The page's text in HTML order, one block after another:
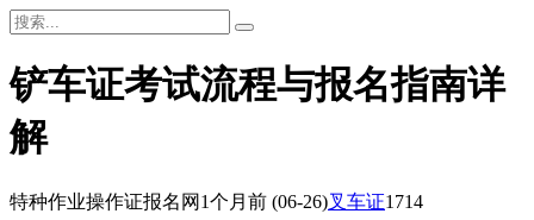
铲车证考试流程与报名指南详
解
特种作业操作证报名网 1个月前 (06-26)叉车证1714